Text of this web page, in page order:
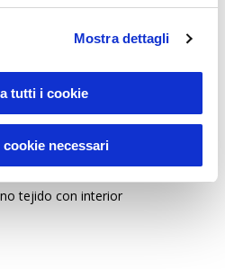
Mostra dettagli
tutti i cookie
cookie necessari
tejido con interior